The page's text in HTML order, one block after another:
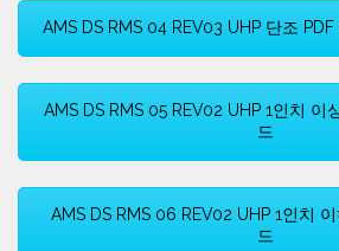
AMS DS RMS 04 REV03 UHP 단조 PDF
AMS DS RMS 05 REV02 UHP 1인치 이
드
AMS DS RMS 06 REV02 UHP 1인치
드